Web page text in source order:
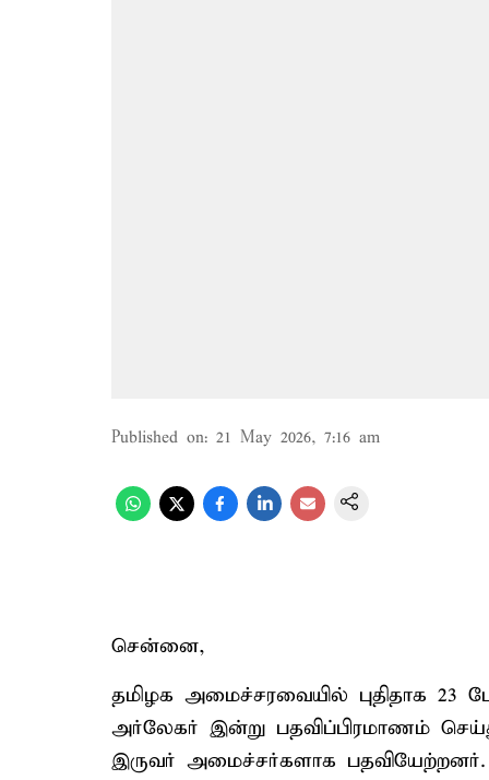
Published on: 21 May 2026, 7:16 am
சென்னை,
தமிழக அமைச்சரவையில் புதிதாக 23
அர்லேகர் இன்று பதவிப்பிரமாணம்
இருவர் அமைச்சர்களாக